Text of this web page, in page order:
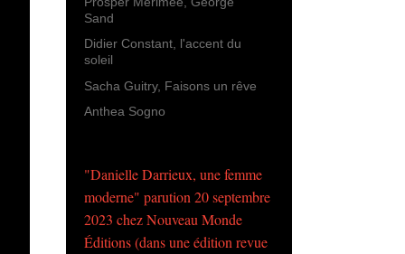
Sand
Didier Constant, l'accent du
soleil
Sacha Guitry, Faisons un rêve
Anthea Sogno
"Danielle Darrieux, une femme
moderne" parution 20 septembre
2023 chez Nouveau Monde
Éditions (dans une édition revue